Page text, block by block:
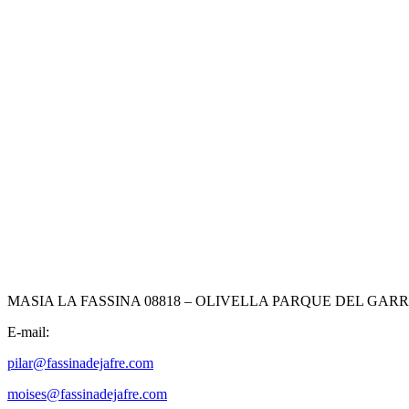
MASIA LA FASSINA 08818 – OLIVELLA PARQUE DEL
E-mail:
pilar@fassinadejafre.com
moises@fassinadejafre.com